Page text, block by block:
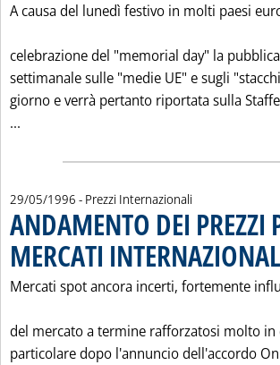
A causa del lunedì festivo in molti paesi
celebrazione del "memorial day" la
settimanale sulle "medie UE" e sugli
giorno e verrà pertanto riportata sulla
...
29/05/1996 - Prezzi Internazionali
ANDAMENTO DEI PREZZI
MERCATI
Mercati spot ancora incerti, fortemente
del mercato a termine rafforzatosi molto
particolare dopo l'annuncio dell'accordo